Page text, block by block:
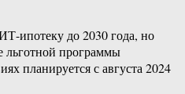
ипотеку до 2030 года, но
льготной программы
планируется с августа 2024